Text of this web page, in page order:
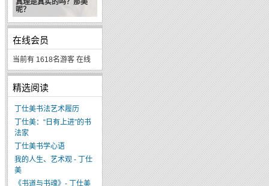
真理是真实的吗？那美
呢？
在线会员
当前有 1618名游客 在线
精选阅读
丁仕美书法艺术履历
丁仕美：“日有上进”的书
法家
丁仕美书学心语
我的人生、艺术观 - 丁仕
美
《书道与书魂》- 丁仕美